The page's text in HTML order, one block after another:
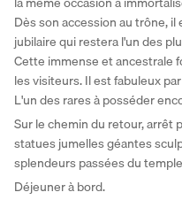
Dès son accession au trône,
jubilaire qui restera l'un des
Cette immense et ancestrale
les visiteurs. Il est fabuleux
L'un des rares à posséder
Sur le chemin du retour, arrêt
statues jumelles géantes
splendeurs passées du
Déjeuner à bord.